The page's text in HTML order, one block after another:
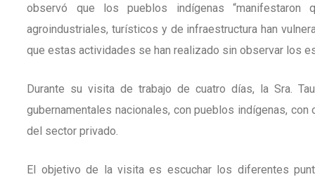
observó que los pueblos indígenas “manifestaron
agroindustriales, turísticos y de infraestructura han
que estas actividades se han realizado sin observar los
Durante su visita de trabajo de cuatro días, la Sra.
gubernamentales nacionales, con pueblos indígenas,
del sector privado.
El objetivo de la visita es escuchar los diferentes